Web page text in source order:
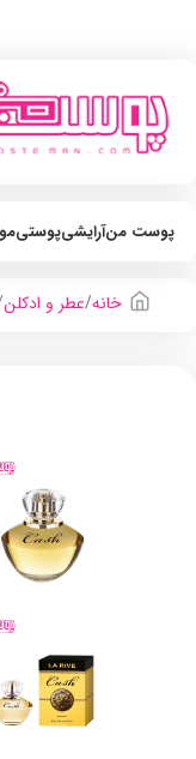
پوست منآرایشیپوستیمو
خانه عطر و ادکلن